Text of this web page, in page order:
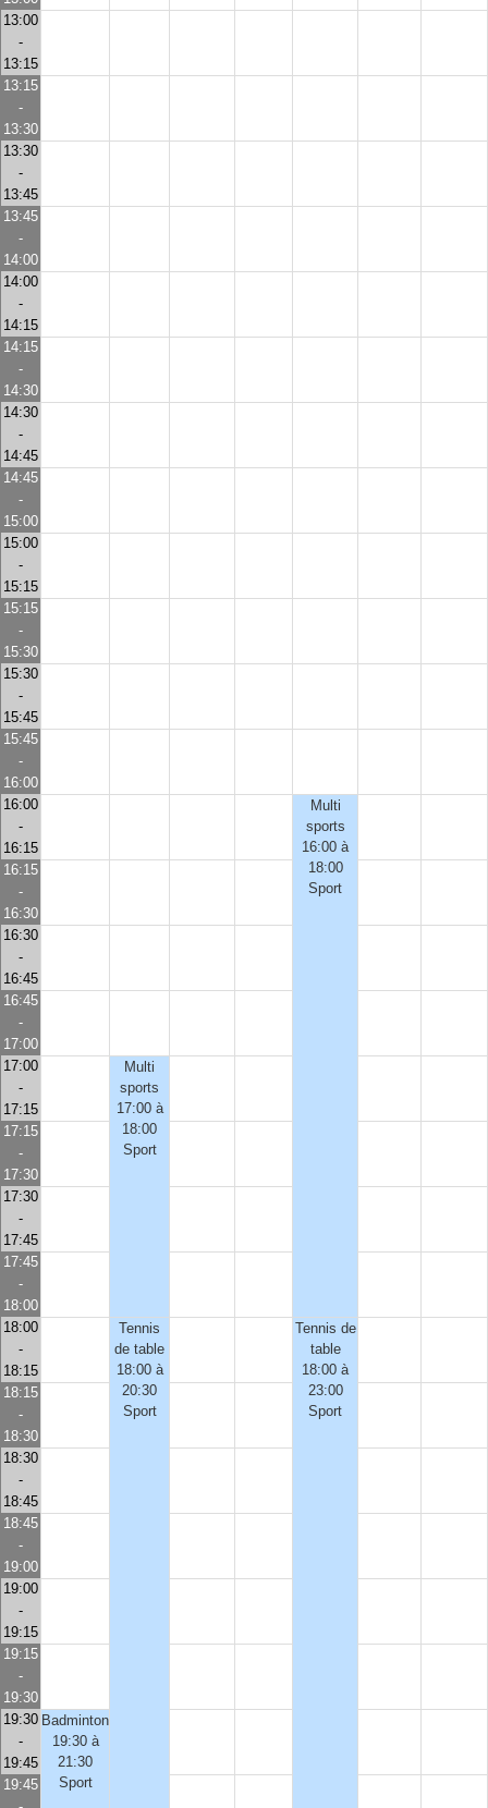
13:00
-
13:15
13:15
-
13:30
13:30
-
13:45
13:45
-
14:00
14:00
-
14:15
14:15
-
14:30
14:30
-
14:45
14:45
-
15:00
15:00
-
15:15
15:15
-
15:30
15:30
-
15:45
15:45
-
16:00
16:00
-
16:15
Multi
sports
16:00 à
18:00
Sport
16:15
-
16:30
16:30
-
16:45
16:45
-
17:00
17:00
-
17:15
Multi
sports
17:00 à
18:00
Sport
17:15
-
17:30
17:30
-
17:45
17:45
-
18:00
18:00
-
18:15
Tennis
de table
18:00 à
20:30
Sport
Tennis de
table
18:00 à
23:00
Sport
18:15
-
18:30
18:30
-
18:45
18:45
-
19:00
19:00
-
19:15
19:15
-
19:30
19:30
-
19:45
Badminton
19:30 à
21:30
Sport
19:45